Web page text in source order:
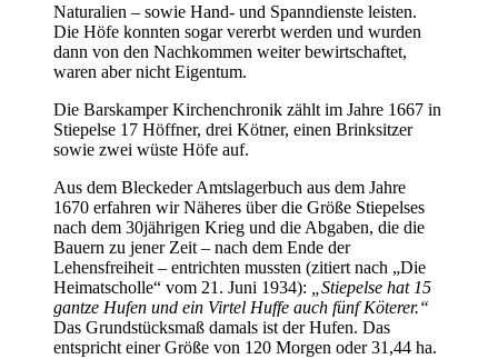
Naturalien – sowie Hand- und Spanndienste leisten.
Die Höfe konnten sogar vererbt werden und wurden
dann von den Nachkommen weiter bewirtschaftet,
waren aber nicht Eigentum.
Die Barskamper Kirchenchronik zählt im Jahre 1667 in
Stiepelse 17 Höffner, drei Kötner, einen Brinksitzer
sowie zwei wüste Höfe auf.
Aus dem Bleckeder Amtslagerbuch aus dem Jahre
1670 erfahren wir Näheres über die Größe Stiepelses
nach dem 30jährigen Krieg und die Abgaben, die die
Bauern zu jener Zeit – nach dem Ende der
Lehensfreiheit – entrichten mussten (zitiert nach „Die
Heimatscholle“ vom 21. Juni 1934):
„Stiepelse hat 15
gantze Hufen und ein Virtel Huffe auch fünf Köterer.“
Das Grundstücksmaß damals ist der Hufen. Das
entspricht einer Größe von 120 Morgen oder 31,44 ha.